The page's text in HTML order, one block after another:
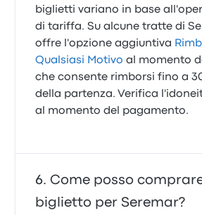
biglietti variano in base
di tariffa. Su alcune tratte di
offre l'opzione aggiuntiva
Qualsiasi Motivo al momento
che consente rimborsi fino a
della partenza. Verifica
al momento del pagamento.
Come posso
biglietto per Seremar?